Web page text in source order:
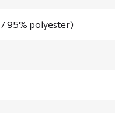
/ 95% polyester)